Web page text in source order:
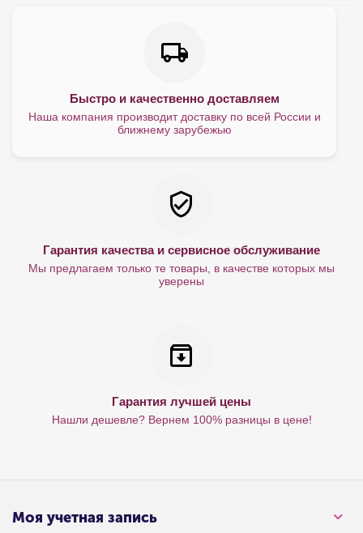
Быстро и качественно доставляем
Наша компания производит доставку по всей России и
ближнему зарубежью
Гарантия качества и сервисное обслуживание
Мы предлагаем только те товары, в качестве которых мы
уверены
Гарантия лучшей цены
Нашли дешевле? Вернем 100% разницы в цене!
Моя учетная запись